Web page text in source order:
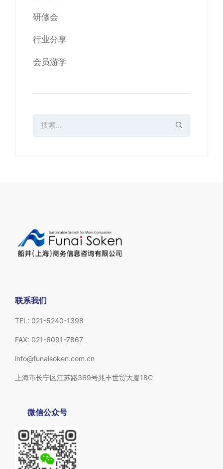
研修会
行业分享
会员游学
联系我们
TEL: 021-5240-1398
FAX: 021-6091-7867
info@funaisoken.com.cn
上海市长宁区江苏路369号兆丰世贸大厦18C
微信公众号